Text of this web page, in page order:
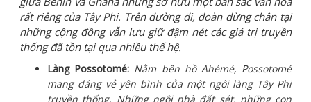
rất riêng của Tây Phi. Trên đường đi, đoàn dừng chân tại
những cộng đồng vẫn lưu giữ đậm nét các giá trị truyền
thống đã tồn tại qua nhiều thế hệ.
Làng Possotomé: Nằm bên hồ Ahémé, Possotomé
mang dáng vẻ yên bình của một ngôi làng Tây Phi
truyền thống. Những ngôi nhà đất sét, những con